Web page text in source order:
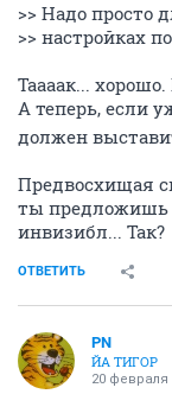
>> Надо просто
>> настройках
Таааак...
А теперь, если
должен
Предвосхищая
ты предложишь
инвизибл... Так?
ОТВЕТИТЬ
PN
ЙА ТИГОР
20 февраля